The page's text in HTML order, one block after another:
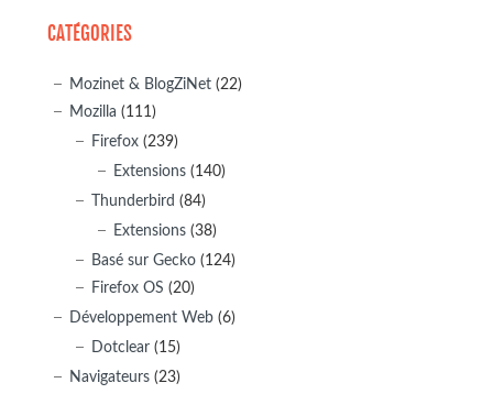
CATÉGORIES
Mozinet & BlogZiNet (22)
Mozilla (111)
Firefox (239)
Extensions (140)
Thunderbird (84)
Extensions (38)
Basé sur Gecko (124)
Firefox OS (20)
Développement Web (6)
Dotclear (15)
Navigateurs (23)